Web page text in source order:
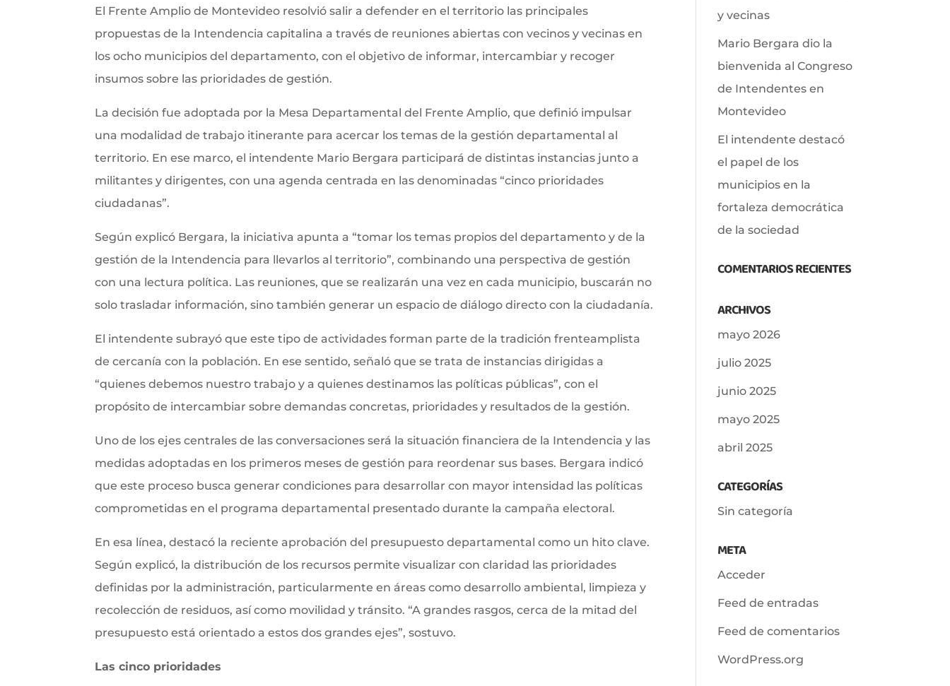
El Frente Amplio de Montevideo resolvió salir a defender en el territorio las principales
propuestas de la Intendencia capitalina a través de reuniones abiertas con vecinos y vecinas en
los ocho municipios del departamento, con el objetivo de informar, intercambiar y recoger
insumos sobre las prioridades de gestión.
La decisión fue adoptada por la Mesa Departamental del Frente Amplio, que definió impulsar
una modalidad de trabajo itinerante para acercar los temas de la gestión departamental al
territorio. En ese marco, el intendente Mario Bergara participará de distintas instancias junto a
militantes y dirigentes, con una agenda centrada en las denominadas “cinco prioridades
ciudadanas”.
Según explicó Bergara, la iniciativa apunta a “tomar los temas propios del departamento y de la
gestión de la Intendencia para llevarlos al territorio”, combinando una perspectiva de gestión
con una lectura política. Las reuniones, que se realizarán una vez en cada municipio, buscarán no
solo trasladar información, sino también generar un espacio de diálogo directo con la ciudadanía.
El intendente subrayó que este tipo de actividades forman parte de la tradición frenteamplista
de cercanía con la población. En ese sentido, señaló que se trata de instancias dirigidas a
“quienes debemos nuestro trabajo y a quienes destinamos las políticas públicas”, con el
propósito de intercambiar sobre demandas concretas, prioridades y resultados de la gestión.
Uno de los ejes centrales de las conversaciones será la situación financiera de la Intendencia y las
medidas adoptadas en los primeros meses de gestión para reordenar sus bases. Bergara indicó
que este proceso busca generar condiciones para desarrollar con mayor intensidad las políticas
comprometidas en el programa departamental presentado durante la campaña electoral.
En esa línea, destacó la reciente aprobación del presupuesto departamental como un hito clave.
Según explicó, la distribución de los recursos permite visualizar con claridad las prioridades
definidas por la administración, particularmente en áreas como desarrollo ambiental, limpieza y
recolección de residuos, así como movilidad y tránsito. “A grandes rasgos, cerca de la mitad del
presupuesto está orientado a estos dos grandes ejes”, sostuvo.
Las cinco prioridades
y vecinas
Mario Bergara dio la
bienvenida al Congreso
de Intendentes en
Montevideo
El intendente destacó
el papel de los
municipios en la
fortaleza democrática
de la sociedad
COMENTARIOS RECIENTES
ARCHIVOS
mayo 2026
julio 2025
junio 2025
mayo 2025
abril 2025
CATEGORÍAS
Sin categoría
META
Acceder
Feed de entradas
Feed de comentarios
WordPress.org